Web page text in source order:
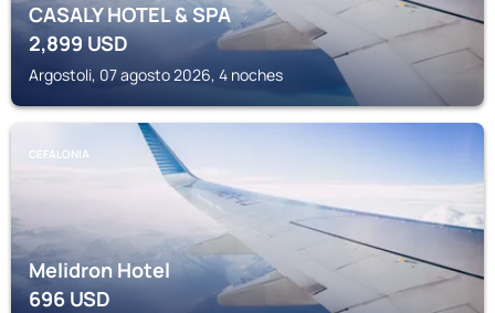
CASALY HOTEL & SPA
2,899 USD
Argostoli, 07 agosto 2026, 4 noches
CEFALONIA
Melidron Hotel
696USD